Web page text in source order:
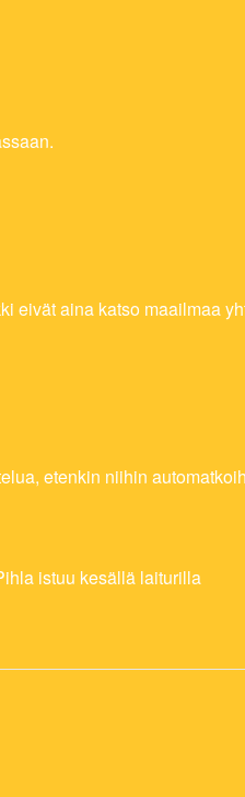
eivät aina katso maailmaa
etenkin niihin